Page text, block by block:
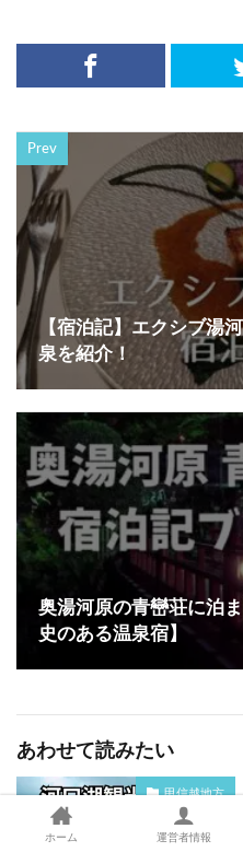
Prev
【宿泊記】エクシブ湯
泉を紹介！
奥湯河原の青巒荘に泊
史のある温泉宿】
あわせて読みたい
甲信越地方
ホーム 運営者情報